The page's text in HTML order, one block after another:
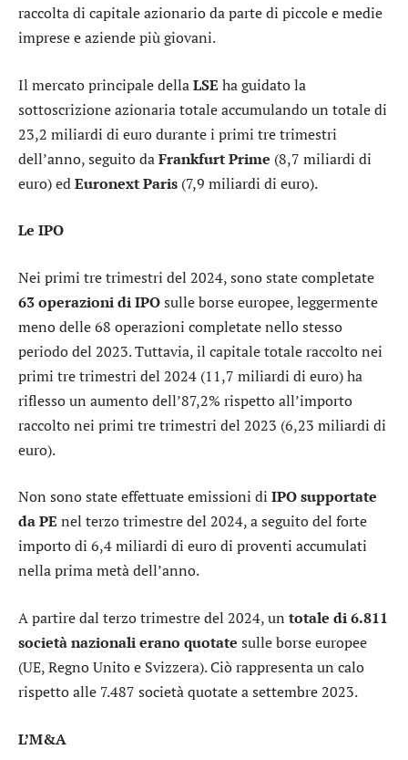
raccolta di capitale azionario da parte di piccole e medie
imprese e aziende più giovani.
Il mercato principale dellaLSE ha guidato la
sottoscrizione azionaria totale accumulando un totale di
23,2 miliardi di euro durante i primi tre trimestri
dell’anno, seguito daFrankfurt Prime (8,7 miliardi di
euro) edEuronext Paris (7,9 miliardi di euro).
Le IPO
Nei primi tre trimestri del 2024, sono state completate
63 operazioni di IPOsulle borse europee, leggermente
meno delle 68 operazioni completate nello stesso
periodo del 2023. Tuttavia, il capitale totale raccolto nei
primi tre trimestri del 2024 (11,7 miliardi di euro) ha
riflesso un aumento dell’87,2% rispetto all’importo
raccolto nei primi tre trimestri del 2023 (6,23 miliardi di
euro).
Non sono state effettuate emissioni di IPO supportate
da PE nel terzo trimestre del 2024, a seguito del forte
importo di 6,4 miliardi di euro di proventi accumulati
nella prima metà dell’anno.
A partire dal terzo trimestre del 2024, un totale di 6.811
società nazionali erano quotate sulle borse europee
(UE, Regno Unito e Svizzera). Ciò rappresenta un calo
rispetto alle 7.487 società quotate a settembre 2023.
L’M&A